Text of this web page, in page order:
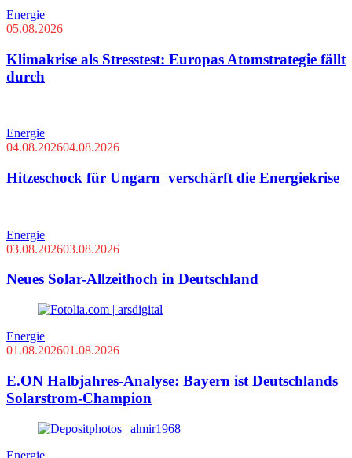
Energie
05.08.2026
Klimakrise als Stresstest: Europas Atomstrategie fällt
durch
Energie
04.08.202604.08.2026
Hitzeschock für Ungarn verschärft die Energiekrise
Energie
03.08.202603.08.2026
Neues Solar-Allzeithoch in Deutschland
Energie
01.08.202601.08.2026
E.ON Halbjahres-Analyse: Bayern ist Deutschlands
Solarstrom-Champion
Energie